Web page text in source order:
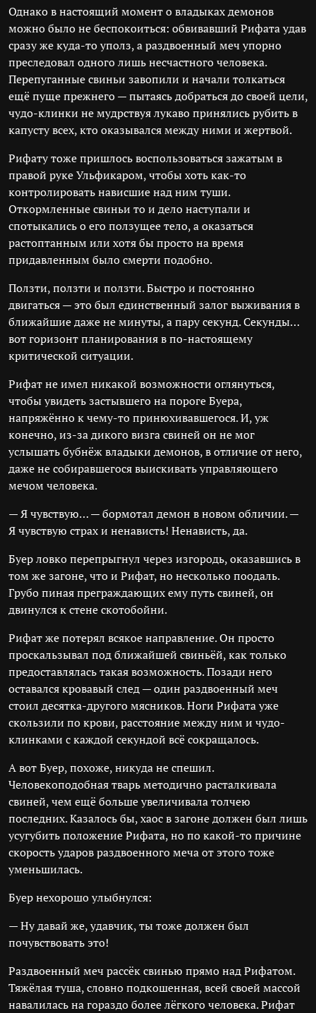
Однако в настоящий момент о владыках демонов
можно было не беспокоиться: обвивавший Рифата удав
сразу же куда-то уполз, а раздвоенный меч упорно
преследовал одного лишь несчастного человека.
Перепуганные свиньи завопили и начали толкаться
ещё пуще прежнего — пытаясь добраться до своей цели,
чудо-клинки не мудрствуя лукаво принялись рубить в
капусту всех, кто оказывался между ними и жертвой.
Рифату тоже пришлось воспользоваться зажатым в
правой руке Ульфикаром, чтобы хоть как-то
контролировать нависшие над ним туши.
Откормленные свиньи то и дело наступали и
спотыкались о его ползущее тело, а оказаться
растоптанным или хотя бы просто на время
придавленным было смерти подобно.
Ползти, ползти и ползти. Быстро и постоянно
двигаться — это был единственный залог выживания в
ближайшие даже не минуты, а пару секунд. Секунды…
вот горизонт планирования в по-настоящему
критической ситуации.
Рифат не имел никакой возможности оглянуться,
чтобы увидеть застывшего на пороге Буера,
напряжённо к чему-то принюхивавшегося. И, уж
конечно, из-за дикого визга свиней он не мог
услышать бубнёж владыки демонов, в отличие от него,
даже не собиравшегося выискивать управляющего
мечом человека.
— Я чувствую… — бормотал демон в новом обличии. —
Я чувствую страх и ненависть! Ненависть, да.
Буер ловко перепрыгнул через изгородь, оказавшись в
том же загоне, что и Рифат, но несколько поодаль.
Грубо пиная преграждающих ему путь свиней, он
двинулся к стене скотобойни.
Рифат же потерял всякое направление. Он просто
проскальзывал под ближайшей свиньёй, как только
предоставлялась такая возможность. Позади него
оставался кровавый след — один раздвоенный меч
стоил десятка-другого мясников. Ноги Рифата уже
скользили по крови, расстояние между ним и чудо-
клинками с каждой секундой всё сокращалось.
А вот Буер, похоже, никуда не спешил.
Человекоподобная тварь методично расталкивала
свиней, чем ещё больше увеличивала толчею
последних. Казалось бы, хаос в загоне должен был лишь
усугубить положение Рифата, но по какой-то причине
скорость ударов раздвоенного меча от этого тоже
уменьшилась.
Буер нехорошо улыбнулся:
— Ну давай же, удавчик, ты тоже должен был
почувствовать это!
Раздвоенный меч рассёк свинью прямо над Рифатом.
Тяжёлая туша, словно подкошенная, всей своей массой
навалилась на гораздо более лёгкого человека. Рифат